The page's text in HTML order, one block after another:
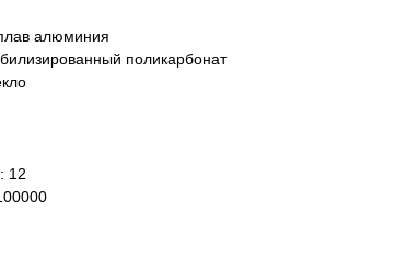
алюминия
поликарбонат
12